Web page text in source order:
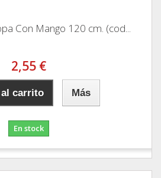
Con Mango 120 cm. (cod...
2,55 €
carrito Más
En stock